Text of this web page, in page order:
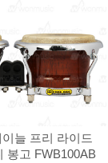
늘 프리 라이드
봉고 FWB100AB